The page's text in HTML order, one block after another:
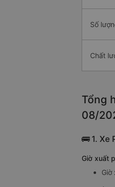
Số
Chất
Tổng
08/
🚌 1. Xe
Giờ xuất
Giờ